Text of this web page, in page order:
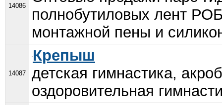
14086
полнобутиловых лент
монтажной пены и
14087
Крепыш
детская гимнастика,
оздоровительная